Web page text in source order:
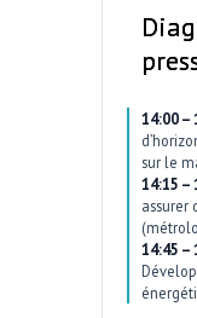
14:00 –
sur le
14:15 –
assurer
14:45 –